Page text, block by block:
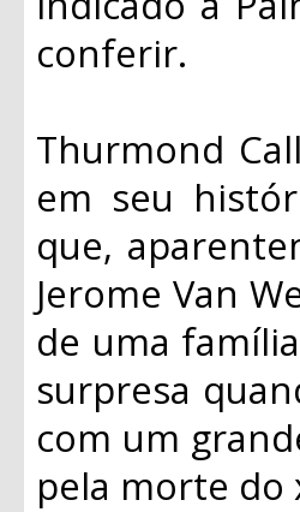
conferir.
Thurmond
em seu
que,
Jerome Van
de uma
surpresa
com um
pela morte do